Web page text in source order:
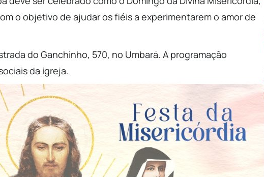
o objetivo de ajudar os fiéis a experimentarem o amor de
do Ganchinho, 570, no Umbará. A programação
da igreja.